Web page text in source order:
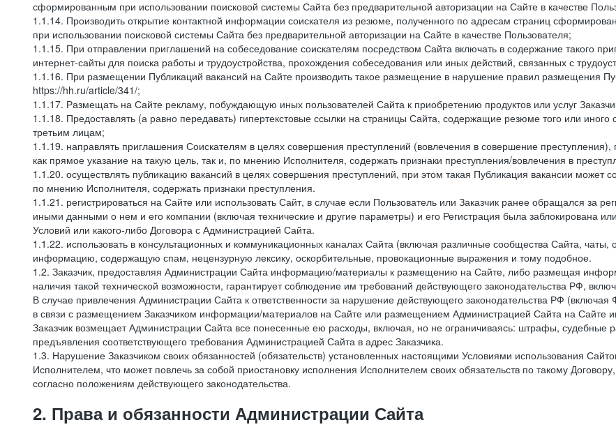
сформированным при использовании поисковой системы Сайта без предварительной авторизации на Сайте в качестве
1.1.14. Производить открытие контактной информации соискателя из резюме, полученного по адресам страниц
при использовании поисковой системы Сайта без предварительной авторизации на Сайте в качестве Пользователя;
1.1.15. При отправлении приглашений на собеседование соискателям посредством Сайта включать в содержание такого
интернет-сайты для поиска работы и трудоустройства, прохождения собеседования или иных действий, связанных с
1.1.16. При размещении Публикаций вакансий на Сайте производить такое размещение в нарушение правил размещения
https://hh.ru/article/341/;
1.1.17. Размещать на Сайте рекламу, побуждающую иных пользователей Сайта к приобретению продуктов или услуг
1.1.18. Предоставлять (а равно передавать) гипертекстовые ссылки на страницы Сайта, содержащие резюме того или
третьим лицам;
1.1.19. направлять приглашения Соискателям в целях совершения преступлений (вовлечения в совершение
как прямое указание на такую цель, так и, по мнению Исполнителя, содержать признаки преступления/вовлечения в
1.1.20. осуществлять публикацию вакансий в целях совершения преступлений, при этом такая Публикация вакансии может
по мнению Исполнителя, содержать признаки преступления.
1.1.21. регистрироваться на Сайте или использовать Сайт, в случае если Пользователь или Заказчик ранее обращался за
иными данными о нем и его компании (включая технические и другие параметры) и его Регистрация была заблокирована
Условий или какого-либо Договора с Администрацией Сайта.
1.1.22. использовать в консультационных и коммуникационных каналах Сайта (включая различные сообщества Сайта,
информацию, содержащую спам, нецензурную лексику, оскорбительные, провокационные выражения и тому подобное.
1.2. Заказчик, предоставляя Администрации Сайта информацию/материалы к размещению на Сайте, либо размещая
наличия такой технической возможности, гарантирует соблюдение им требований действующего законодательства РФ,
В случае привлечения Администрации Сайта к ответственности за нарушение действующего законодательства РФ
в связи с размещением Заказчиком информации/материалов на Сайте или размещением Администрацией Сайта на Сайте
Заказчик возмещает Администрации Сайта все понесенные ею расходы, включая, но не ограничиваясь: штрафы, судебные
предъявления соответствующего требования Администрацией Сайта в адрес Заказчика.
1.3. Нарушение Заказчиком своих обязанностей (обязательств) установленных настоящими Условиями использования
Исполнителем, что может повлечь за собой приостановку исполнения Исполнителем своих обязательств по такому
согласно положениям действующего законодательства.
2. Права и обязанности Администрации Сайта